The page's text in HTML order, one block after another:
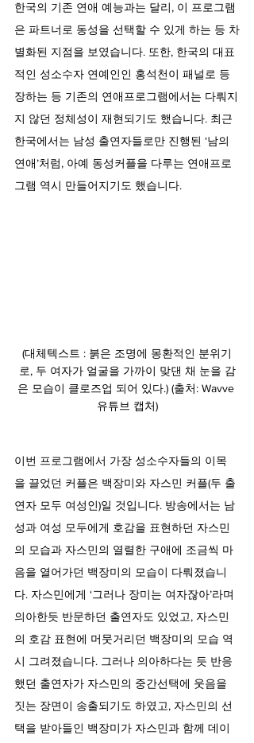
한국의 기존 연애 예능과는 달리, 이 프로그램
은 파트너로 동성을 선택할 수 있게 하는 등 차
별화된 지점을 보였습니다. 또한, 한국의 대표
적인 성소수자 연예인인 홍석천이 패널로 등
장하는 등 기존의 연애프로그램에서는 다뤄지
지 않던 정체성이 재현되기도 했습니다. 최근
한국에서는 남성 출연자들로만 진행된 ‘남의
연애’처럼, 아예 동성커플을 다루는 연애프로
그램 역시 만들어지기도 했습니다.
(대체텍스트 : 붉은 조명에 몽환적인 분위기
로, 두 여자가 얼굴을 가까이 맞댄 채 눈을 감
은 모습이 클로즈업 되어 있다.) (출처: Wavve
유튜브 캡처)
이번 프로그램에서 가장 성소수자들의 이목
을 끌었던 커플은 백장미와 자스민 커플(두 출
연자 모두 여성인)일 것입니다. 방송에서는 남
성과 여성 모두에게 호감을 표현하던 자스민
의 모습과 자스민의 열렬한 구애에 조금씩 마
음을 열어가던 백장미의 모습이 다뤄졌습니
다. 자스민에게 ‘그러나 장미는 여자잖아’라며
의아한듯 반문하던 출연자도 있었고, 자스민
의 호감 표현에 머뭇거리던 백장미의 모습 역
시 그려졌습니다. 그러나 의아하다는 듯 반응
했던 출연자가 자스민의 중간선택에 웃음을
짓는 장면이 송출되기도 하였고, 자스민의 선
택을 받아들인 백장미가 자스민과 함께 데이